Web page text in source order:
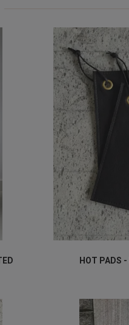
HOT PADS